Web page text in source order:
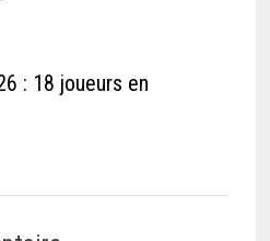
: 18 joueurs en